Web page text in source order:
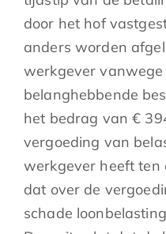
door het hof
anders worden
werkgever vanwege
belanghebbende
het bedrag van €
vergoeding van
werkgever heeft ten
dat over de
schade